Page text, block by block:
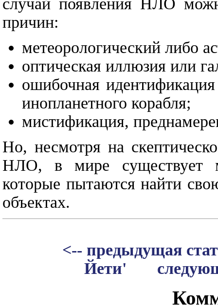
случай появления НЛО
причин:
метеорологический либо
оптическая иллюзия или
ошибочная идентификация
инопланетного корабля;
мистификация,
Но, несмотря на
НЛО, в мире существует
которые пытаются найти
объектах.
<-- предыдущая
Йети'